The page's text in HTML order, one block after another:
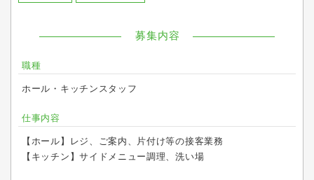
募集内容
職種
ホール・キッチンスタッフ
仕事内容
【ホール】レジ、ご案内、片付け等の接客業務
【キッチン】サイドメニュー調理、洗い場